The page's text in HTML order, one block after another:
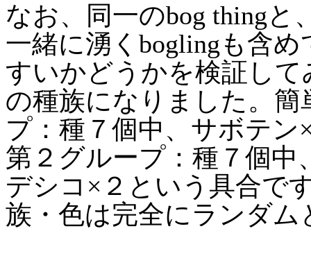
なお、同一のbog thingと
一緒に湧くboglingも含
すいかどうかを検証し
の種族になりました。
プ：種７個中、サボテ
第２グループ：種７個
デシコ×２という具合で
族・色は完全にランダ